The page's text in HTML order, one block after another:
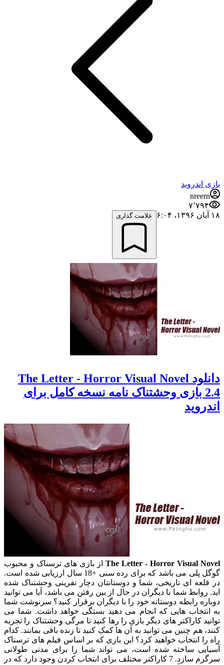
بازی اندروید
nreern
۷٬۷۹۴
۱۸ آبان ۱۳۹۶،‏ ۶:۰۴
علامت گذاری
دانلود The Letter - Horror Visual Novel
2.4 بازی وحشتناک نامه نسخه کامل برای
اندروید
The Letter - Horror Visual Novel از بازی های ترسناک و محبوب
گوگل پلی می باشد که برای رده سنی +18 سال ارزیابی شده است.
در قلعه ای تاریخی، شما و دوستانتان دچار نفرینی وحشتناک شده
اید. روابط شما با دیگران در حال از بین رفتن می باشد، آیا می توانید
دوباره رابطه دوستانه خود را با دیگران برقرار کنید؟ سرنوشت شما
به انتخاب هایی که انجام می دهید بستگی خواهد داشت. شما می
توانید کاراکتر های دیگر بازی را رها کنید تا مرگی وحشتناک را تجربه
کنند، هم چنین می توانید به آن ها کمک کنید تا زنده باقی بمانند. کدام
راه را انتخاب خواهید کرد؟ این بازی که بر اساس فیلم های ترسناک
آسیایی ساخته شده است، می تواند شما را برای مدتی طولانی
سرگرم سازد. 7 کاراکتر مختلف برای انتخاب کردن وجود دارد که در